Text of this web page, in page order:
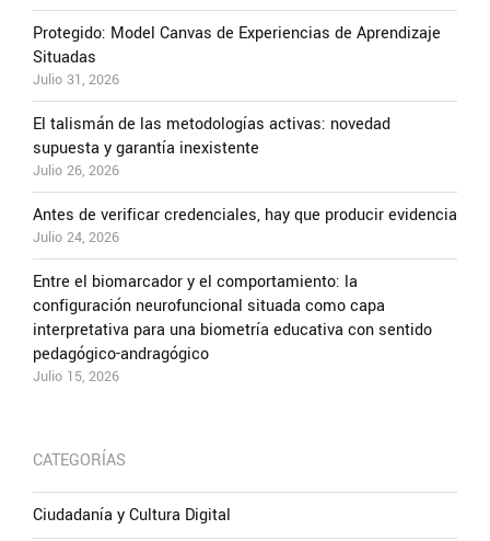
Protegido: Model Canvas de Experiencias de Aprendizaje
Situadas
Julio 31, 2026
El talismán de las metodologías activas: novedad
supuesta y garantía inexistente
Julio 26, 2026
Antes de verificar credenciales, hay que producir evidencia
Julio 24, 2026
Entre el biomarcador y el comportamiento: la
configuración neurofuncional situada como capa
interpretativa para una biometría educativa con sentido
pedagógico-andragógico
Julio 15, 2026
CATEGORÍAS
Ciudadanía y Cultura Digital